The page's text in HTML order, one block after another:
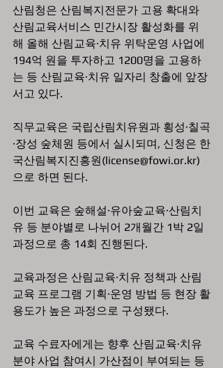
산림청은 산림복지전문가 고용 확대와
산림교육서비스 민간시장 활성화를 위
해 올해 산림교육·치유 위탁운영 사업에
194억 원을 투자하고 1200명을 고용하
는 등 산림교육·치유 일자리 창출에 앞장
서고 있다.
직무교육은 국립산림치유원과 횡성·칠곡
·장성 숲체원 등에서 실시되며, 신청은 한
국산림복지진흥원(license@fowi.or.kr)
으로 하면 된다.
이번 교육은 숲해설·유아숲교육·산림치
유 등 분야별로 나뉘어 2개월간 1박 2일
과정으로 총 14회 진행된다.
교육과정은 산림교육·치유 정책과 산림
교육 프로그램 기획·운영 방법 등 현장 활
용도가 높은 과정으로 구성됐다.
교육 수료자에게는 향후 산림교육·치유
분야 사업 참여시 가산점이 부여되는 등